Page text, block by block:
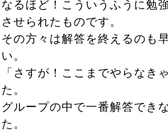
なるほど！こういうふうに勉
させられたものです。
その方々は解答を終えるのも
い。
「さすが！ここまでやらなき
た。
グループの中で一番解答でき
た。